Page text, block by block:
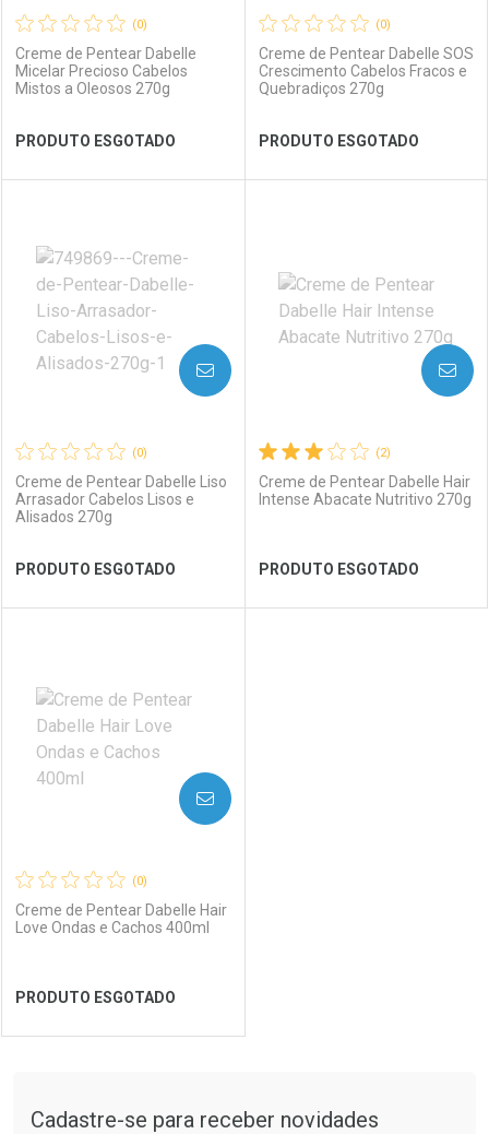
Ver Desconto Convênio Ver Desconto Convênio
(0)
Creme de Pentear Dabelle
Micelar Precioso Cabelos
Mistos a Oleosos 270g
PRODUTO ESGOTADO
Laboratório
Ver Desconto Convênio
Por Menos
(0)
Creme de Pentear Dabelle SOS
Crescimento Cabelos Fracos e
Quebradiços 270g
PRODUTO ESGOTADO
Laboratório
Ver Desconto Convênio
Por Menos
(0)
Creme de Pentear Dabelle Liso
Arrasador Cabelos Lisos e
Alisados 270g
PRODUTO ESGOTADO
AVISE-ME
Laboratório
Ver Desconto Convênio
Por Menos
(2)
Creme de Pentear Dabelle Hair
Intense Abacate Nutritivo 270g
PRODUTO ESGOTADO
AVISE-ME
(0)
Creme de Pentear Dabelle Hair
Love Ondas e Cachos 400ml
PRODUTO ESGOTADO
AVISE-ME
Laboratório
Por Menos
Cadastre-se para receber novidades